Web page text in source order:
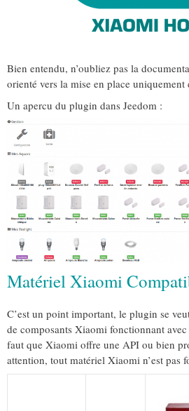
Bien entendu, n’oubliez pas la
orienté vers la mise en place
Un apercu du plugin dans Jeedom :
Matériel Xiaomi
C’est un point important, le plugin se
de composants Xiaomi fonctionnant
faut que Xiaomi offre une API ou bien
attention, tout matériel Xiaomi n’est pas